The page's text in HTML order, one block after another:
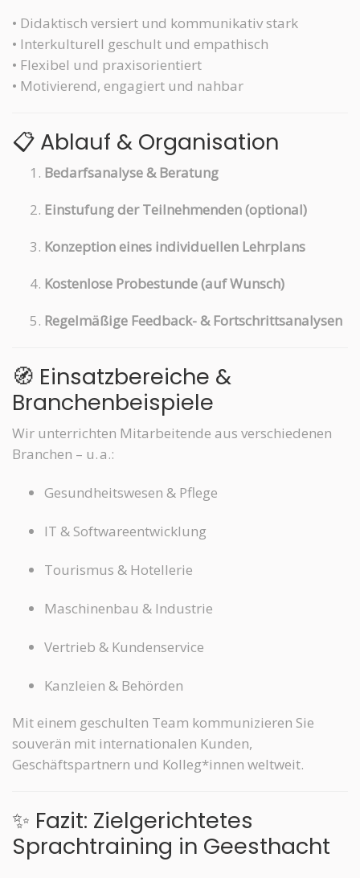
• Didaktisch versiert und kommunikativ stark
• Interkulturell geschult und empathisch
• Flexibel und praxisorientiert
• Motivierend, engagiert und nahbar
📋 Ablauf & Organisation
Bedarfsanalyse & Beratung
Einstufung der Teilnehmenden (optional)
Konzeption eines individuellen Lehrplans
Kostenlose Probestunde (auf Wunsch)
Regelmäßige Feedback- & Fortschrittsanalysen
🧭 Einsatzbereiche &
Branchenbeispiele
Wir unterrichten Mitarbeitende aus verschiedenen
Branchen – u. a.:
Gesundheitswesen & Pflege
IT & Softwareentwicklung
Tourismus & Hotellerie
Maschinenbau & Industrie
Vertrieb & Kundenservice
Kanzleien & Behörden
Mit einem geschulten Team kommunizieren Sie
souverän mit internationalen Kunden,
Geschäftspartnern und Kolleg*innen weltweit.
✨ Fazit: Zielgerichtetes
Sprachtraining in Geesthacht